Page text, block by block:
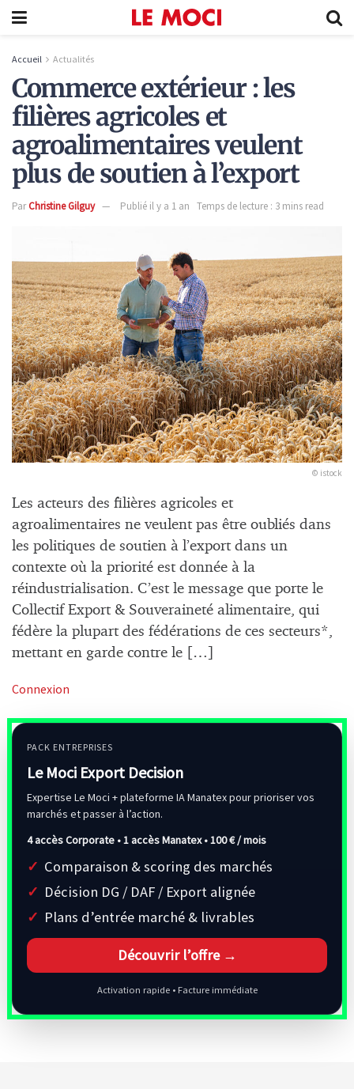
Accueil Actualités
Commerce extérieur : les
filières agricoles et
agroalimentaires veulent
plus de soutien à l’export
ParChristine Gilguy Publié il y a 1 an Temps de lecture : 3 mins read
© istock
Les acteurs des filières agricoles et
agroalimentaires ne veulent pas être oubliés dans
les politiques de soutien à l’export dans un
contexte où la priorité est donnée à la
réindustrialisation. C’est le message que porte le
Collectif Export & Souveraineté alimentaire, qui
fédère la plupart des fédérations de ces secteurs*,
mettant en garde contre le […]
Connexion
PACK ENTREPRISES
Le Moci Export Decision
Expertise Le Moci + plateforme IA Manatex pour prioriser vos
marchés et passer à l’action.
4 accès Corporate • 1 accès Manatex •100 € / mois
Comparaison & scoring des marchés
Décision DG / DAF / Export alignée
Plans d’entrée marché & livrables
Découvrir l’offre →
Activation rapide • Facture immédiate